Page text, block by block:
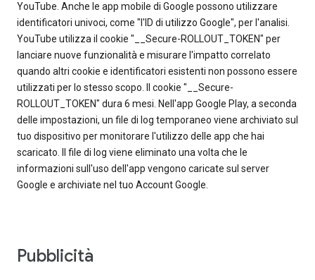
YouTube. Anche le app mobile di Google possono utilizzare
identificatori univoci, come "l'ID di utilizzo Google", per l'analisi.
YouTube utilizza il cookie "__Secure-ROLLOUT_TOKEN" per
lanciare nuove funzionalità e misurare l'impatto correlato
quando altri cookie e identificatori esistenti non possono essere
utilizzati per lo stesso scopo. Il cookie "__Secure-
ROLLOUT_TOKEN" dura 6 mesi. Nell'app Google Play, a seconda
delle impostazioni, un file di log temporaneo viene archiviato sul
tuo dispositivo per monitorare l'utilizzo delle app che hai
scaricato. Il file di log viene eliminato una volta che le
informazioni sull'uso dell'app vengono caricate sul server
Google e archiviate nel tuo Account Google.
Pubblicità